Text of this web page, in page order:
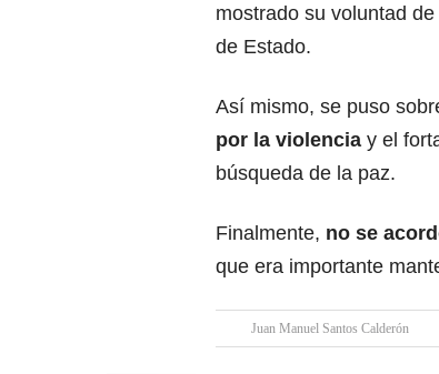
mostrado su voluntad
de Estado.
Así mismo, se puso
por la violencia y el
búsqueda de la paz.
Finalmente, no se
que era importante
Juan Manuel Santos Calderón